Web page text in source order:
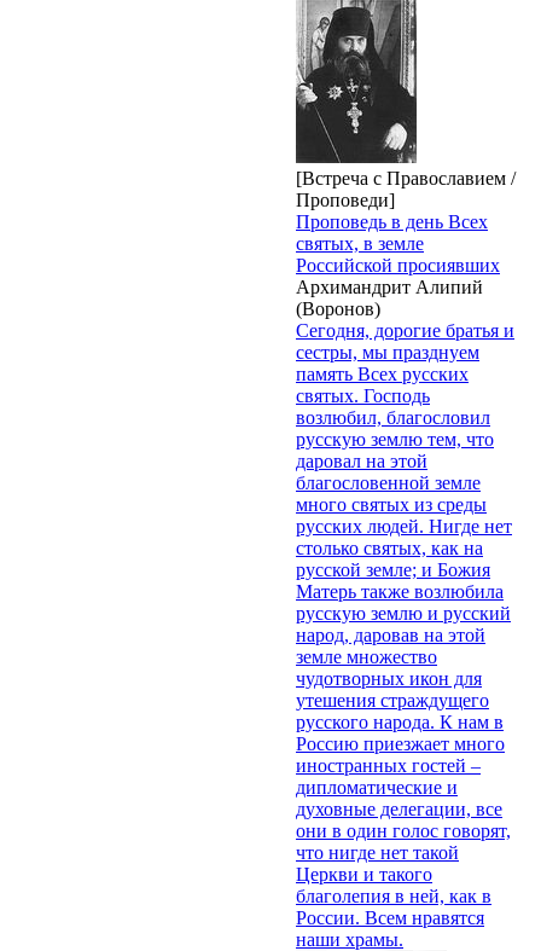
[Встреча с Православием /
Проповеди]
Проповедь в день Всех
святых, в земле
Российской просиявших
Архимандрит Алипий
(Воронов)
Сегодня, дорогие братья и
сестры, мы празднуем
память Всех русских
святых. Господь
возлюбил, благословил
русскую землю тем, что
даровал на этой
благословенной земле
много святых из среды
русских людей. Нигде нет
столько святых, как на
русской земле; и Божия
Матерь также возлюбила
русскую землю и русский
народ, даровав на этой
земле множество
чудотворных икон для
утешения страждущего
русского народа. К нам в
Россию приезжает много
иностранных гостей –
дипломатические и
духовные делегации, все
они в один голос говорят,
что нигде нет такой
Церкви и такого
благолепия в ней, как в
России. Всем нравятся
наши храмы.